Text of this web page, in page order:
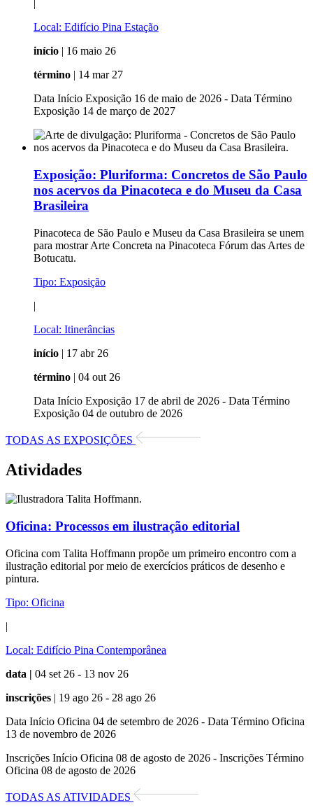
Local: Edifício Pina Estação
início | 16 maio 26
término | 14 mar 27
Data Início Exposição 16 de maio de 2026 - Data Término
Exposição 14 de março de 2027
Exposição: Pluriforma: Concretos de São Paulo
nos acervos da Pinacoteca e do Museu da Casa
Brasileira
Pinacoteca de São Paulo e Museu da Casa Brasileira se unem
para mostrar Arte Concreta na Pinacoteca Fórum das Artes de
Botucatu.
Tipo: Exposição
|
Local: Itinerâncias
início | 17 abr 26
término | 04 out 26
Data Início Exposição 17 de abril de 2026 - Data Término
Exposição 04 de outubro de 2026
TODAS AS EXPOSIÇÕES
Atividades
Oficina: Processos em ilustração editorial
Oficina com Talita Hoffmann propõe um primeiro encontro com a
ilustração editorial por meio de exercícios práticos de desenho e
pintura.
Tipo: Oficina
|
Local: Edifício Pina Contemporânea
data | 04 set 26 - 13 nov 26
inscrições | 19 ago 26 - 28 ago 26
Data Início Oficina 04 de setembro de 2026 - Data Término Oficina
13 de novembro de 2026
Inscrições Início Oficina 08 de agosto de 2026 - Inscrições Término
Oficina 08 de agosto de 2026
TODAS AS ATIVIDADES